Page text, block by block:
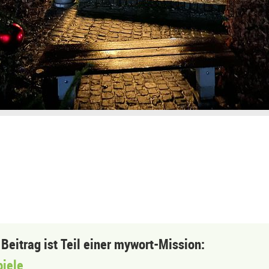
ist Teil einer mywort-Mission: